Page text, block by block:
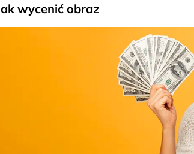
wycenić obraz